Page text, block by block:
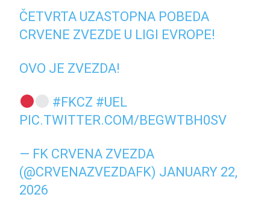
ČETVRTA UZASTOPNA POBEDA
CRVENE ZVEZDE U LIGI EVROPE!
OVO JE ZVEZDA!
#FKCZ #UEL
PIC.TWITTER.COM/BEGWTBH0SV
— FK CRVENA ZVEZDA
(@CRVENAZVEZDAFK) JANUARY 22,
2026